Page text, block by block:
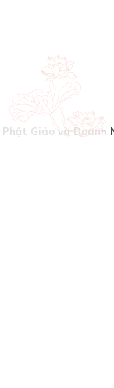
Phật Giáo và Doanh